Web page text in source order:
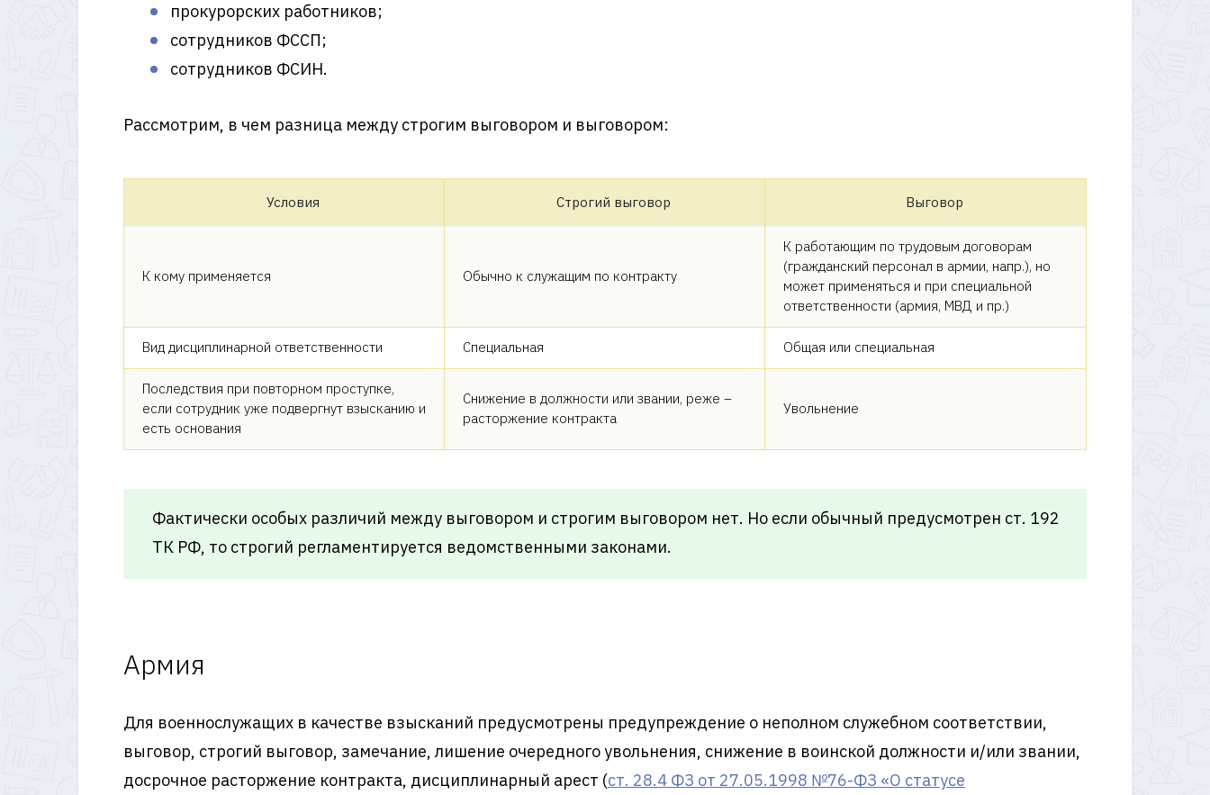
прокурорских работников;
сотрудников ФССП;
сотрудников ФСИН.
Рассмотрим, в чем разница между строгим выговором и выговором:
Условия Строгий выговор Выговор
К кому применяется Обычно к служащим по контракту
К работающим по трудовым договорам
(гражданский персонал в армии, напр.), но
может применяться и при специальной
ответственности (армия, МВД и пр.)
Вид дисциплинарной ответственности Специальная Общая или специальная
Последствия при повторном проступке,
если сотрудник уже подвергнут взысканию и
есть основания
Снижение в должности или звании, реже –
расторжение контракта
Увольнение
Фактически особых различий между выговором и строгим выговором нет. Но если обычный предусмотрен ст. 192
ТК РФ, то строгий регламентируется ведомственными законами.
Армия
Для военнослужащих в качестве взысканий предусмотрены предупреждение о неполном служебном соответствии,
выговор, строгий выговор, замечание, лишение очередного увольнения, снижение в воинской должности и/или звании,
досрочное расторжение контракта, дисциплинарный арест (ст. 28.4 ФЗ от 27.05.1998 №76-ФЗ «О статусе